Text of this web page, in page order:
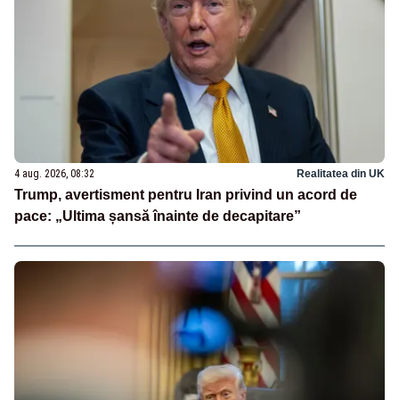
4 aug. 2026, 08:32 Realitatea din UK
Trump, avertisment pentru Iran privind un acord de
pace: „Ultima șansă înainte de decapitare”